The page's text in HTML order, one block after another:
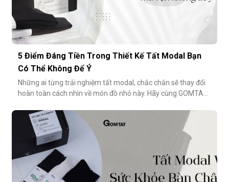
5 Điểm Đáng Tiền Trong Thiết Kế Tất Modal Bạn
Có Thể Không Để Ý
Những ai từng trải nghiệm tất modal, chắc chắn sẽ thay đổi
hoàn toàn cách nhìn về món đồ nhỏ này. Hãy cùng GOMTAT
modal cao cấp – những điều có thể bạn chưa từng để ý
nhưng lại ảnh hưởng rất nhiều đến trải nghiệm hằng
ngày.Chất liệu sợi modalĐiểm